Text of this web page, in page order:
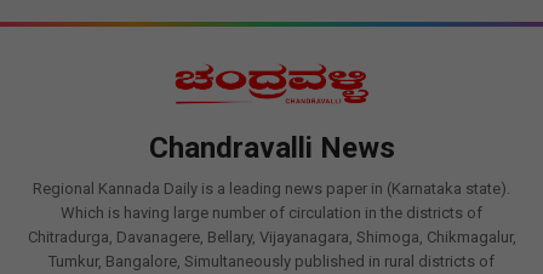
Chandravalli News
Regional Kannada Daily is a leading news paper in (Karnataka state).
Which is having large number of circulation in the districts of
Chitradurga, Davanagere, Bellary, Vijayanagara, Shimoga, Chikmagalur,
Tumkur, Bangalore, Simultaneously published in rural districts of